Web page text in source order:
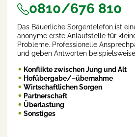
0810/676 810
Das Bäuerliche Sorgentelefon ist
anonyme erste Anlaufstelle für
Probleme. Professionelle
und geben Antworten
Konflikte zwischen Jung und Alt
Hofübergabe/–übernahme
Wirtschaftlichen Sorgen
Partnerschaft
Überlastung
Sonstiges